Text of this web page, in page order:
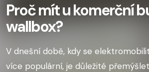
Proč mít u komerční
wallbox?
V dnešní době, kdy se
více populární, je důležité